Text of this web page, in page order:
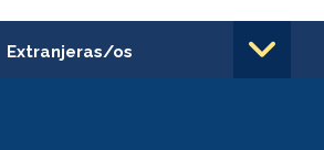
Extranjeras/os